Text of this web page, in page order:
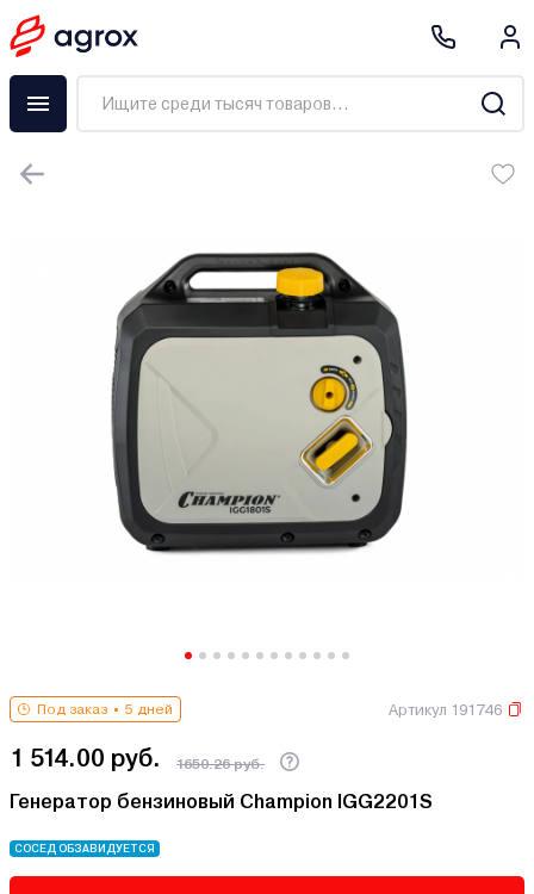
Под заказ 5 дней Артикул 191746
1 514.00 руб. 1650.26 руб.
Генератор бензиновый Champion IGG2201S
СОСЕД ОБЗАВИДУЕТСЯ